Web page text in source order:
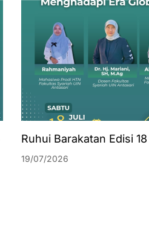
Ruhui Barakatan Edisi
19/07/2026